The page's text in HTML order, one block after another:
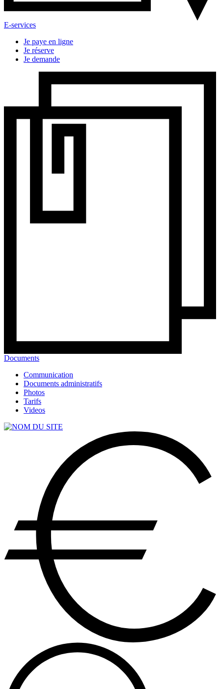
E-services
Je paye en ligne
Je réserve
Je demande
Documents
Communication
Documents administratifs
Photos
Tarifs
Videos